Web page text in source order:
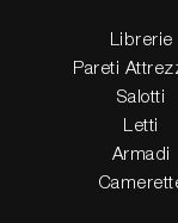
Librerie
Pareti
Salotti
Letti
Armadi